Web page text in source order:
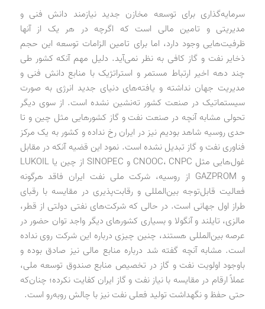
سرمایه‌گذاری برای توسعه مخازن جدید نیازمند دانش فنی و
مدیریتی و تامین مالی است که اگرچه در هر یک از آنها
ظرفیت‌هایی وجود دارد، اما برای تامین الزامات توسعه این حجم
ذخایر نفت و گاز کافی به نظر نمی‌آید. دلیل مهم آنکه کشور طی
چند دهه اخیر ارتباط مستمر و استراتژیک با منابع دانش فنی و
مدیریت جهان نداشته و یافته‌های دنیای جدید انرژی به صورت
سیستماتیک در صنعت کشور ته‌نشین نشده است. از سوی دیگر
تحولی مشابه آنچه در صنعت نفت و گاز کشورهایی مثل چین و تا
حدی روسیه شاهد بودیم نیز در ایران رخ نداده و کشور به یک مرکز
فناوری نفت و گاز تبدیل نشده است. نمود این قضیه آنکه در مقابل
غول‌هایی مثل CNOOC، CNPC و SINOPEC از چین یا LUKOIL
و GAZPROM از روسیه، شرکت ملی نفت ایران فاقد هرگونه
فعالیت قابل‌توجه بین‌المللی و رقابت‌پذیری در مقایسه با رقبای
طراز اول جهانی است. در حالی که شرکت‌های نفتی دولتی از قطر،
مالزی، تایلند و آنگولا و بسیاری کشورهای دیگر واجد توان حضور در
عرصه بین‌المللی هستند، چنین چیزی درباره این شرکت روی نداده
است. مشابه آنچه گفته شد درباره منابع مالی نیز صادق بوده و
باوجود اولویت نفت و گاز در تخصیص منابع صندوق توسعه ملی،
عملاً ارقام در مقایسه با نیاز نفت و گاز ایران کفایت نکرده؛ چنان‌که
حتی حفظ و نگهداشت تولید فعلی نفت نیز با چالش روبه‌رو است.